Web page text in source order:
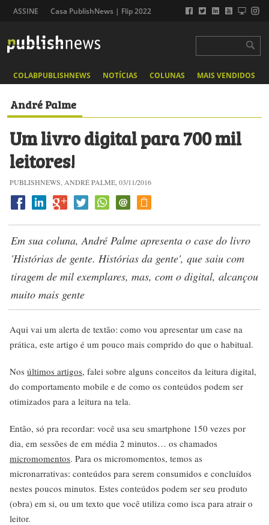
ASSINE Casa PublishNews | Flip 2022
COLABPUBLISHNEWS NOTÍCIAS COLUNAS MAIS VENDIDOS
André Palme
Um livro digital para 700 mil
leitores!
PUBLISHNEWS, ANDRÉ PALME, 03/11/2016
Em sua coluna, André Palme apresenta o case do livro
'Histórias de gente. Histórias da gente', que saiu com
tiragem de mil exemplares, mas, com o digital, alcançou
muito mais gente
Aqui vai um alerta de textão: como vou apresentar um case na
prática, este artigo é um pouco mais comprido do que o habitual.
Nos últimos artigos, falei sobre alguns conceitos da leitura digital,
do comportamento mobile e de como os conteúdos podem ser
otimizados para a leitura na tela.
Então, só pra recordar: você usa seu smartphone 150 vezes por
dia, em sessões de em média 2 minutos… os chamados
micromomentos. Para os micromomentos, temos as
micronarrativas: conteúdos para serem consumidos e concluídos
nestes poucos minutos. Estes conteúdos podem ser seu produto
(obra) em si, ou um texto que você utiliza como isca para atrair o
leitor.